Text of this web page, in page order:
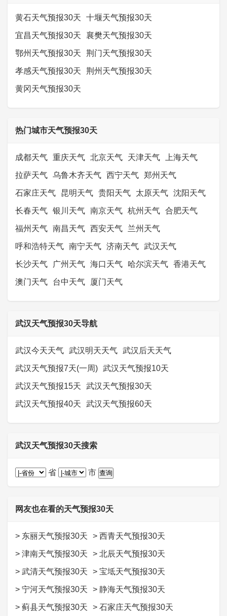
黄石天气预报30天 十堰天气预报30天
宜昌天气预报30天 襄樊天气预报30天
鄂州天气预报30天 荆门天气预报30天
孝感天气预报30天 荆州天气预报30天
黄冈天气预报30天
热门城市天气预报30天
成都天气 重庆天气 北京天气 天津天气 上海天气
拉萨天气 乌鲁木齐天气 西宁天气 郑州天气
石家庄天气 昆明天气 贵阳天气 太原天气 沈阳天气
长春天气 银川天气 南京天气 杭州天气 合肥天气
福州天气 南昌天气 西安天气 兰州天气
呼和浩特天气 南宁天气 济南天气 武汉天气
长沙天气 广州天气 海口天气 哈尔滨天气 香港天气
澳门天气 台中天气 厦门天气
武汉天气预报30天导航
武汉今天天气 武汉明天天气 武汉后天天气
武汉天气预报7天(一周) 武汉天气预报10天
武汉天气预报15天 武汉天气预报30天
武汉天气预报40天 武汉天气预报60天
武汉天气预报30天搜索
省 市
网友也在看的天气预报30天
> 东丽天气预报30天 > 西青天气预报30天
> 津南天气预报30天 > 北辰天气预报30天
> 武清天气预报30天 > 宝坻天气预报30天
> 宁河天气预报30天 > 静海天气预报30天
> 蓟县天气预报30天 > 石家庄天气预报30天